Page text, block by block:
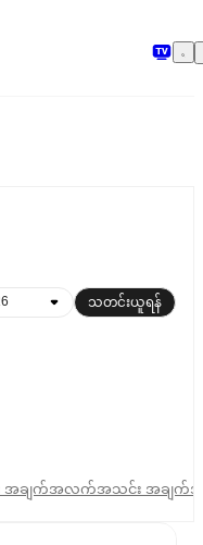
ားရန်
သတင်းယူရန်
အချက်အလက်အသင်း အချ